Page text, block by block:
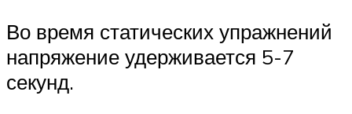
Во время статических упражнений
напряжение удерживается 5-7
секунд.